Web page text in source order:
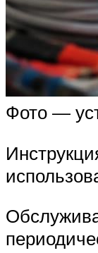
Фото —